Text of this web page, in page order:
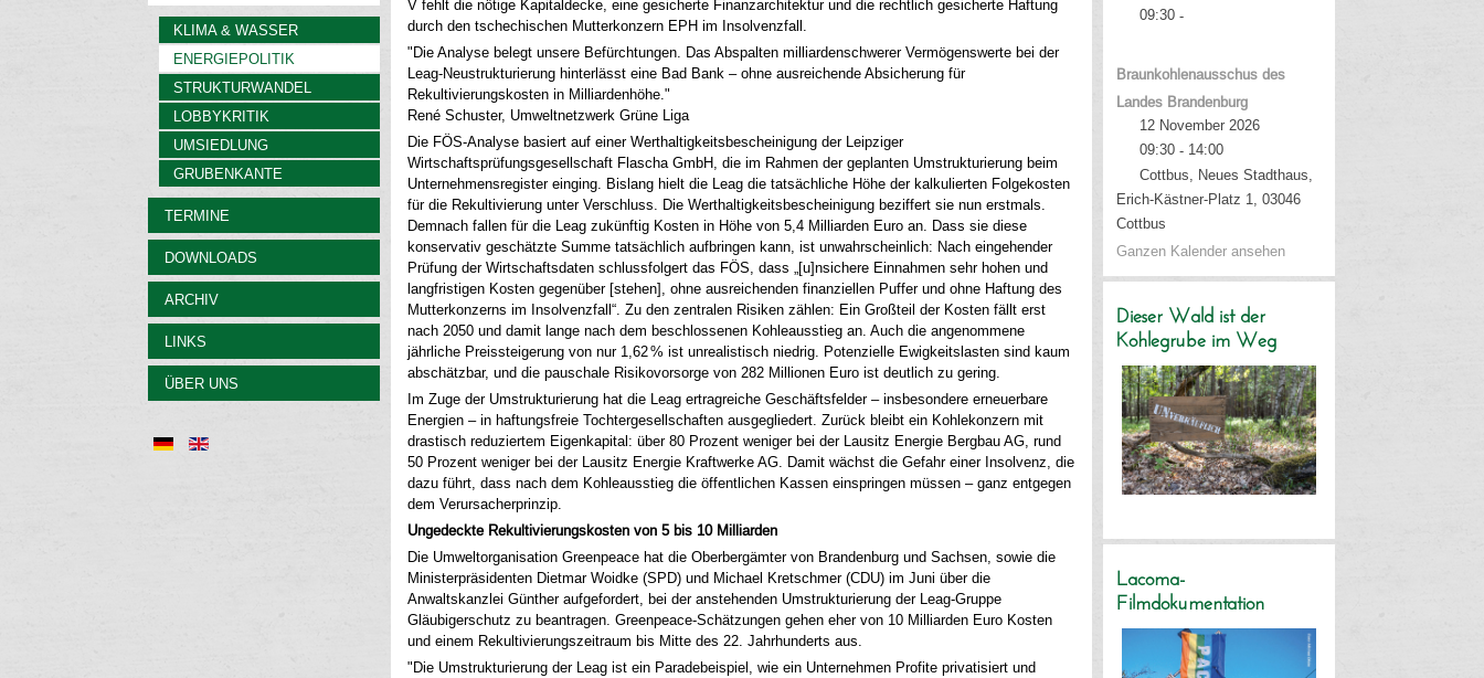
KLIMA & WASSER
ENERGIEPOLITIK
STRUKTURWANDEL
LOBBYKRITIK
UMSIEDLUNG
GRUBENKANTE
TERMINE
DOWNLOADS
ARCHIV
LINKS
ÜBER UNS
V fehlt die nötige Kapitaldecke, eine gesicherte Finanzarchitektur und die rechtlich gesicherte Haftung
durch den tschechischen Mutterkonzern EPH im Insolvenzfall.
"Die Analyse belegt unsere Befürchtungen. Das Abspalten milliardenschwerer Vermögenswerte bei der
Leag-Neustrukturierung hinterlässt eine Bad Bank – ohne ausreichende Absicherung für
Rekultivierungskosten in Milliardenhöhe."
René Schuster, Umweltnetzwerk Grüne Liga
Die FÖS-Analyse basiert auf einer Werthaltigkeitsbescheinigung der Leipziger
Wirtschaftsprüfungsgesellschaft Flascha GmbH, die im Rahmen der geplanten Umstrukturierung beim
Unternehmensregister einging. Bislang hielt die Leag die tatsächliche Höhe der kalkulierten Folgekosten
für die Rekultivierung unter Verschluss. Die Werthaltigkeitsbescheinigung beziffert sie nun erstmals.
Demnach fallen für die Leag zukünftig Kosten in Höhe von 5,4 Milliarden Euro an. Dass sie diese
konservativ geschätzte Summe tatsächlich aufbringen kann, ist unwahrscheinlich: Nach eingehender
Prüfung der Wirtschaftsdaten schlussfolgert das FÖS, dass „[u]nsichere Einnahmen sehr hohen und
langfristigen Kosten gegenüber [stehen], ohne ausreichenden finanziellen Puffer und ohne Haftung des
Mutterkonzerns im Insolvenzfall“. Zu den zentralen Risiken zählen: Ein Großteil der Kosten fällt erst
nach 2050 und damit lange nach dem beschlossenen Kohleausstieg an. Auch die angenommene
jährliche Preissteigerung von nur 1,62 % ist unrealistisch niedrig. Potenzielle Ewigkeitslasten sind kaum
abschätzbar, und die pauschale Risikovorsorge von 282 Millionen Euro ist deutlich zu gering.
Im Zuge der Umstrukturierung hat die Leag ertragreiche Geschäftsfelder – insbesondere erneuerbare
Energien – in haftungsfreie Tochtergesellschaften ausgegliedert. Zurück bleibt ein Kohlekonzern mit
drastisch reduziertem Eigenkapital: über 80 Prozent weniger bei der Lausitz Energie Bergbau AG, rund
50 Prozent weniger bei der Lausitz Energie Kraftwerke AG. Damit wächst die Gefahr einer Insolvenz, die
dazu führt, dass nach dem Kohleausstieg die öffentlichen Kassen einspringen müssen – ganz entgegen
dem Verursacherprinzip.
Ungedeckte Rekultivierungskosten von 5 bis 10 Milliarden
Die Umweltorganisation Greenpeace hat die Oberbergämter von Brandenburg und Sachsen, sowie die
Ministerpräsidenten Dietmar Woidke (SPD) und Michael Kretschmer (CDU) im Juni über die
Anwaltskanzlei Günther aufgefordert, bei der anstehenden Umstrukturierung der Leag-Gruppe
Gläubigerschutz zu beantragen. Greenpeace-Schätzungen gehen eher von 10 Milliarden Euro Kosten
und einem Rekultivierungszeitraum bis Mitte des 22. Jahrhunderts aus.
"Die Umstrukturierung der Leag ist ein Paradebeispiel, wie ein Unternehmen Profite privatisiert und
09:30 -
Braunkohlenausschus des
Landes Brandenburg
12 November 2026
09:30 - 14:00
Cottbus, Neues Stadthaus,
Erich-Kästner-Platz 1, 03046
Cottbus
Ganzen Kalender ansehen
Dieser Wald ist der
Kohlegrube im Weg
Lacoma-
Filmdokumentation